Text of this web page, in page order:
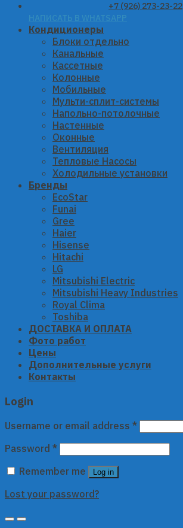
+7 (926) 273-23-22
НАПИСАТЬ В WHATSAPP
Кондиционеры
Блоки отдельно
Канальные
Кассетные
Колонные
Мобильные
Мульти-сплит-системы
Напольно-потолочные
Настенные
Оконные
Вентиляция
Тепловые Насосы
Холодильные установки
Бренды
EcoStar
Funai
Gree
Haier
Hisense
Hitachi
LG
Mitsubishi Electric
Mitsubishi Heavy Industries
Royal Clima
Toshiba
ДОСТАВКА И ОПЛАТА
Фото работ
Цены
Дополнительные услуги
Контакты
Login
Username or email address *
Password *
Remember me
Log in
Lost your password?